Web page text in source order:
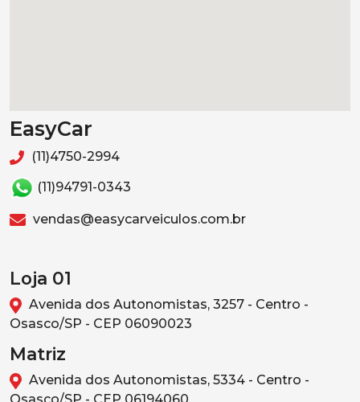
EasyCar
(11)4750-2994
(11)94791-0343
vendas@easycarveiculos.com.br
Loja 01
Avenida dos Autonomistas, 3257 - Centro -
Osasco/SP - CEP 06090023
Matriz
Avenida dos Autonomistas, 5334 - Centro -